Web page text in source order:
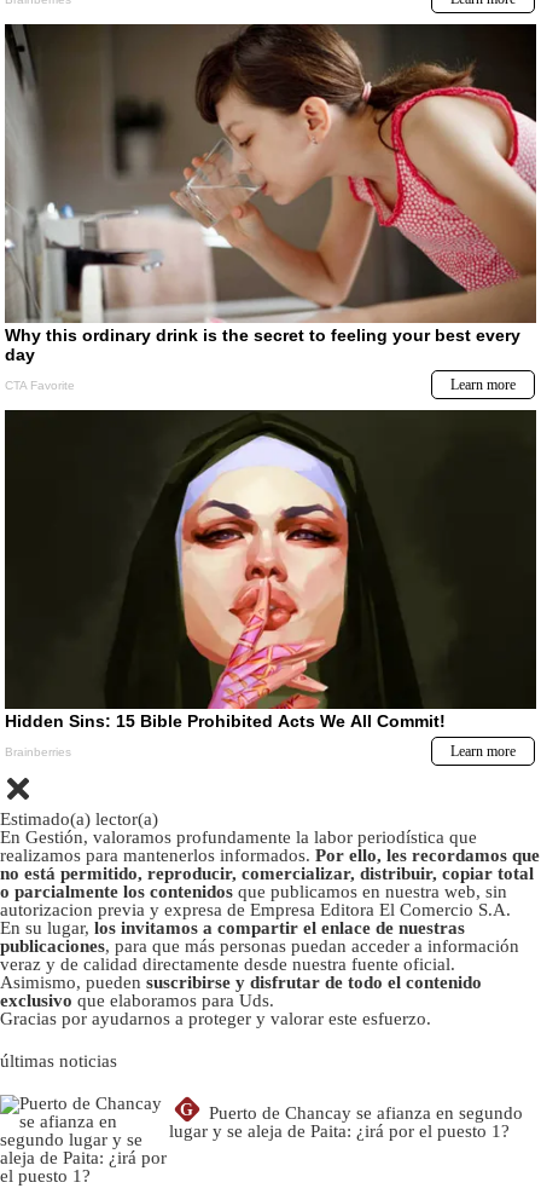
Estimado(a) lector(a)
En Gestión, valoramos profundamente la labor periodística que
realizamos para mantenerlos informados. Por ello, les recordamos que
no está permitido, reproducir, comercializar, distribuir, copiar total
o parcialmente los contenidos que publicamos en nuestra web, sin
autorizacion previa y expresa de Empresa Editora El Comercio S.A.
En su lugar, los invitamos a compartir el enlace de nuestras
publicaciones, para que más personas puedan acceder a información
veraz y de calidad directamente desde nuestra fuente oficial.
Asimismo, pueden suscribirse y disfrutar de todo el contenido
exclusivo que elaboramos para Uds.
Gracias por ayudarnos a proteger y valorar este esfuerzo.
últimas noticias
G
Puerto de Chancay se afianza en segundo
lugar y se aleja de Paita: ¿irá por el puesto 1?